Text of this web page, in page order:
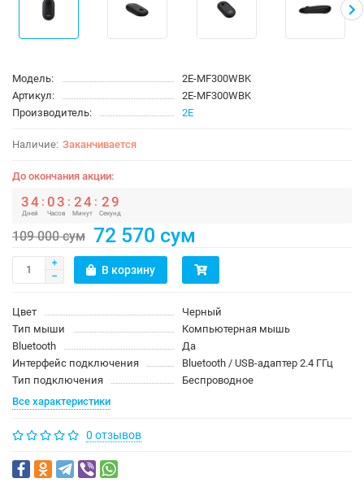
Модель:
2E-MF300WBK
Артикул:
2E-MF300WBK
Производитель:
2E
Заканчивается
До окончания акции:
34
Дней
: 03
Часов
: 24
Минут
: 29
Секунд
109 000 сум 72 570 сум
В корзину
Цвет
Черный
Тип мыши
Компьютерная мышь
Bluetooth
Да
Интерфейс подключения
Bluetooth / USB-адаптер 2.4 ГГц
Тип подключения
Беспроводное
Все характеристики
0 отзывов